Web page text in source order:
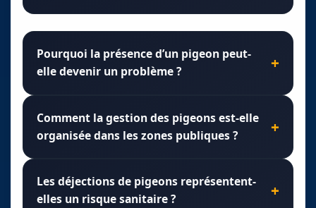
Pourquoi la présence d’un pigeon peut-
elle devenir un problème ?
Comment la gestion des pigeons est-elle
organisée dans les zones publiques ?
Les déjections de pigeons représentent-
elles un risque sanitaire ?